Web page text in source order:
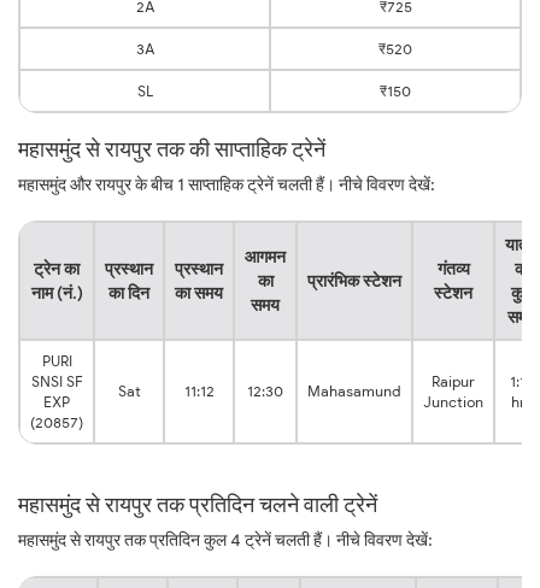
2A ₹725
3A ₹520
SL ₹150
महासमुंद से रायपुर तक की साप्ताहिक ट्रेनें
महासमुंद और रायपुर के बीच 1 साप्ताहिक ट्रेनें चलती हैं। नीचे विवरण देखें:
ट्रेन का
नाम (नं.)
प्रस्थान
का दिन
प्रस्थान
का समय
आगमन
का
समय
प्रारंभिक स्टेशन
गंतव्य
स्टेशन
यात्रा
का
कुल
समय
PURI
SNSI SF
EXP
(20857)
Sat 11:12 12:30 Mahasamund
Raipur
Junction
1:18
hrs
महासमुंद से रायपुर तक प्रतिदिन चलने वाली ट्रेनें
महासमुंद से रायपुर तक प्रतिदिन कुल 4 ट्रेनें चलती हैं। नीचे विवरण देखें: